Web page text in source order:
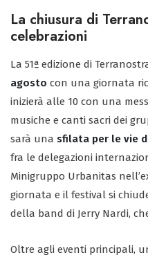
La chiusura di
celebrazioni
La 51ª edizione di
agosto con una giornata
inizierà alle 10 con una
musiche e canti sacri dei
sarà una sfilata per le vie
fra le delegazioni
Minigruppo Urbanitas
giornata e il festival si
della band di Jerry Nardi,
Oltre agli eventi principali,